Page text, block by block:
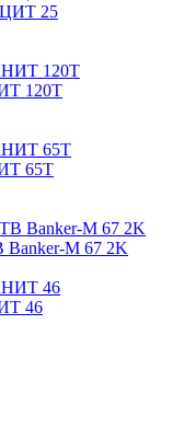
25
120Т
65Т
Banker-M 67 2K
46